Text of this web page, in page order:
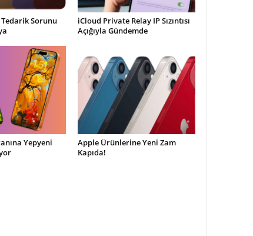
Sorunu
iCloud Private Relay IP Sızıntısı
Açığıyla Gündemde
Yepyeni
Apple Ürünlerine Yeni Zam
Kapıda!